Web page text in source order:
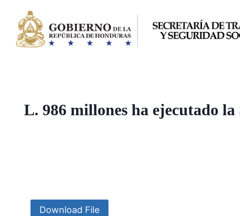
contenido
L. 986 millones ha ejecutado
Download File